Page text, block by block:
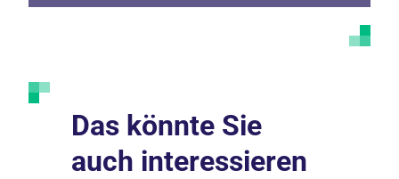
Das könnte Sie
auch interessieren